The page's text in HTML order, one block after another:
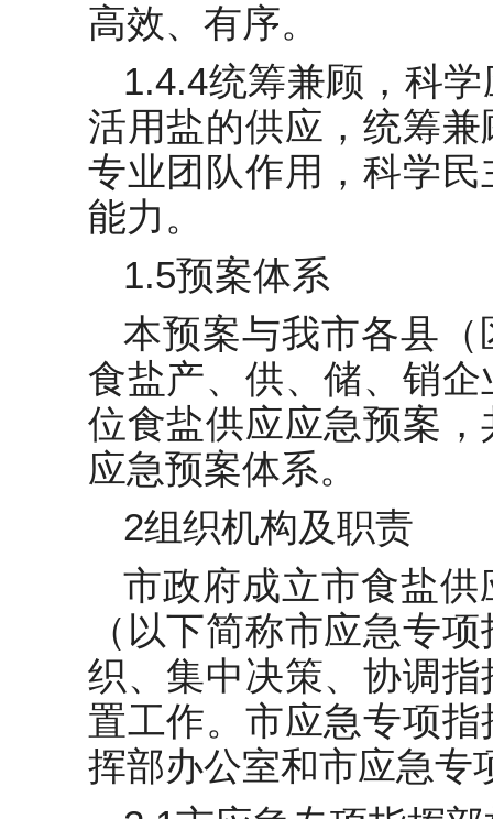
高效、有序。
1.4.4统筹兼顾，科
活用盐的供应，统筹
专业团队作用，科学
能力。
1.5预案体系
本预案与我市各县
食盐产、供、储、销
位食盐供应应急预案
应急预案体系。
2组织机构及职责
市政府成立市食盐
（以下简称市应急专
织、集中决策、协调
置工作。市应急专项
挥部办公室和市应急专